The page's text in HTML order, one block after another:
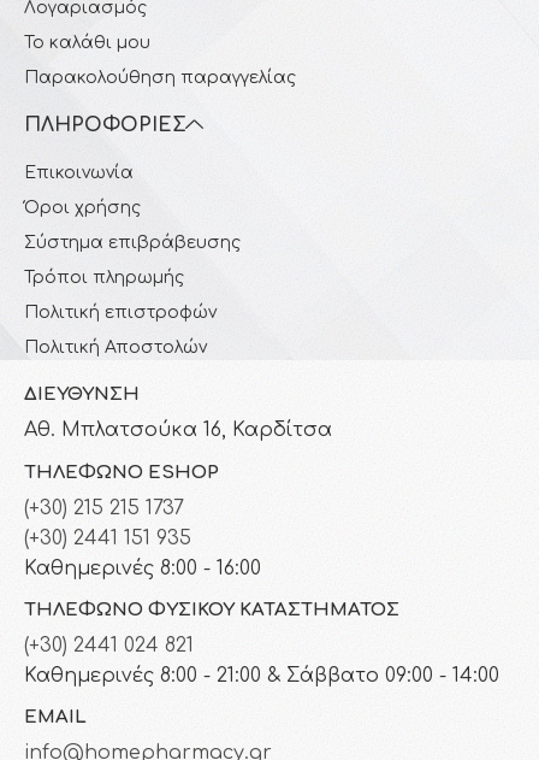
Λογαριασμός
Το καλάθι μου
Παρακολούθηση παραγγελίας
ΠΛΗΡΟΦΟΡΊΕΣ
Επικοινωνία
Όροι χρήσης
Σύστημα επιβράβευσης
Τρόποι πληρωμής
Πολιτική επιστροφών
Πολιτική Αποστολών
ΔΙΕΎΘΥΝΣΗ
Αθ. Μπλατσούκα 16, Καρδίτσα
ΤΗΛΈΦΩΝΟ ESHOP
(+30) 215 215 1737
(+30) 2441 151 935
Καθημερινές 8:00 - 16:00
ΤΗΛΈΦΩΝΟ ΦΥΣΙΚΟΎ ΚΑΤΑΣΤΉΜΑΤΟΣ
(+30) 2441 024 821
Καθημερινές 8:00 - 21:00 & Σάββατο 09:00 - 14:00
EMAIL
info@homepharmacy.gr